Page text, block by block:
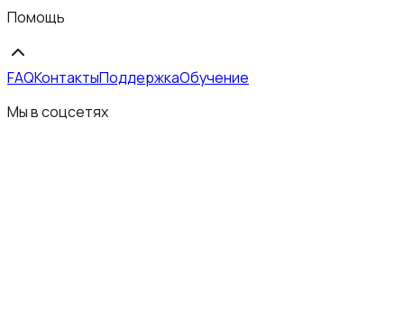
Помощь
FAQКонтактыПоддержкаОбучение
Мы в соцсетях